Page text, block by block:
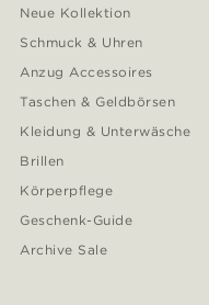
Neue Kollektion
Schmuck & Uhren
Anzug Accessoires
Taschen & Geldbörsen
Kleidung & Unterwäsche
Brillen
Körperpflege
Geschenk-Guide
Archive Sale